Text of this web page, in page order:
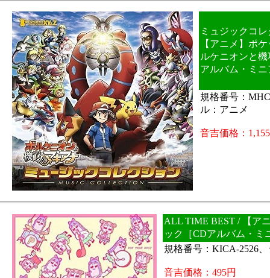
ミュジックコ
【アニメ】ポ
ルケニオンと
アルバム・ミ
規格番号：
ル：アニメ
音吉価格：
ALL TIME BEST / 【ア
ック［CDアルバム・ミ
規格番号：KICA-2526
音吉価格：495円